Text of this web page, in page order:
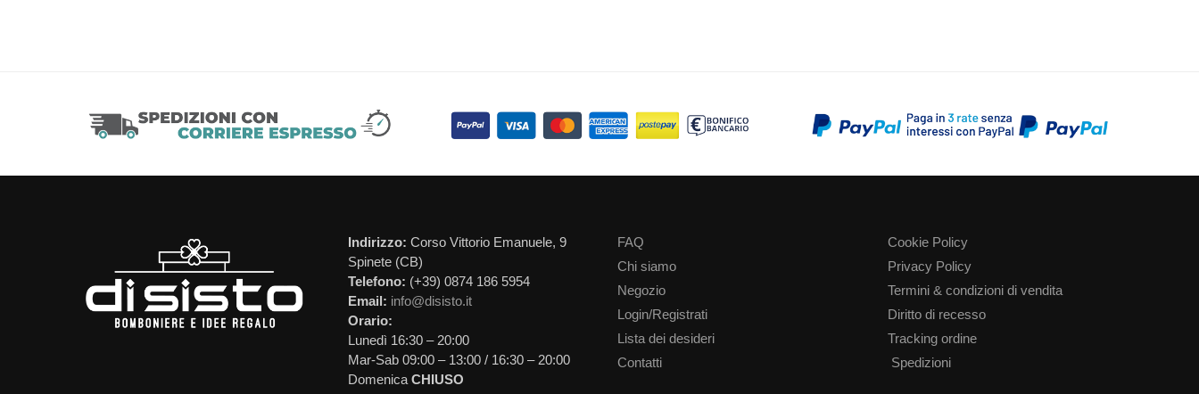
Indirizzo: Corso Vittorio Emanuele, 9
Spinete (CB)
Telefono: (+39) 0874 186 5954
Email: info@disisto.it
Orario:
Lunedì 16:30 – 20:00
Mar-Sab 09:00 – 13:00 / 16:30 – 20:00
Domenica CHIUSO
FAQ
Chi siamo
Negozio
Login/Registrati
Lista dei desideri
Contatti
Cookie Policy
Privacy Policy
Termini & condizioni di vendita
Diritto di recesso
Tracking ordine
Spedizioni